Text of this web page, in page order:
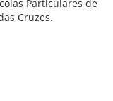
Particulares de
Cruzes.